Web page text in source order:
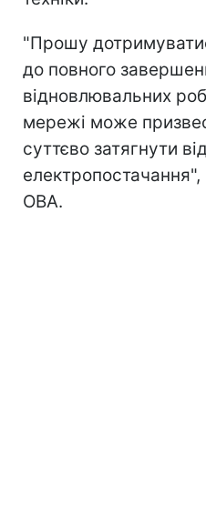
"Прошу
до повного
відновлювальних
мережі може
суттєво затягнути
ОВА.